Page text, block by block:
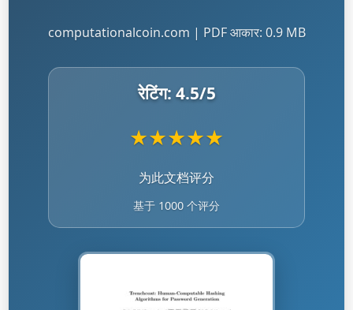
computationalcoin.com | PDF आकार: 0.9 MB
रेटिंग: 4.5/5
★★★★★
为此文档评分
基于 1000 个评分